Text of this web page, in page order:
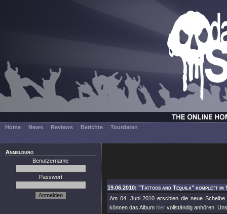
Home News Reviews Berichte Tourdaten
Anmeldung
Benutzername
Passwort
19.06.2010: "Tattoos and Tequila" komplett im
Am 04. Juni 2010 erschien die neue Scheibe
können das Album hier vollständig anhören.